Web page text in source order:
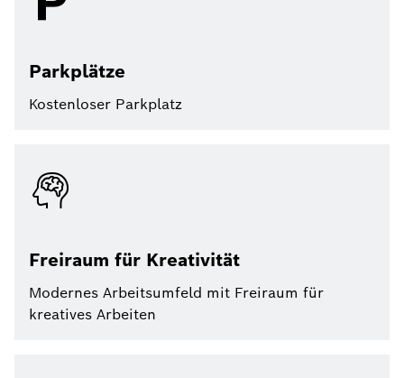
Parkplätze
Kostenloser Parkplatz
Freiraum für Kreativität
Modernes Arbeitsumfeld mit Freiraum für
kreatives Arbeiten